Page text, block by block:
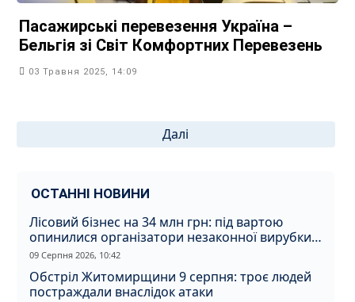
Пасажирські перевезення Україна –
Бельгія зі Світ Комфортних Перевезень
03 Травня 2025, 14:09
Далі
ОСТАННІ НОВИНИ
Лісовий бізнес на 34 млн грн: під вартою
опинилися організатори незаконної вирубки
на Житомирщині
09 Серпня 2026, 10:42
Обстріл Житомирщини 9 серпня: троє людей
постраждали внаслідок атаки